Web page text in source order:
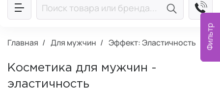
Фильтр
Главная Для мужчин Эффект: Эластичность
Косметика для мужчин -
эластичность